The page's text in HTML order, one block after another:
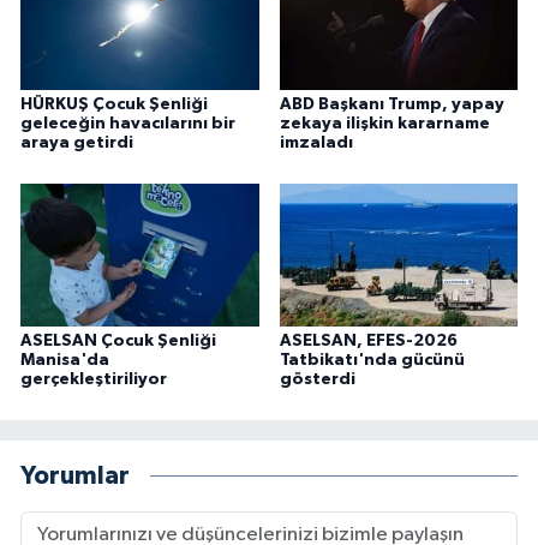
HÜRKUŞ Çocuk Şenliği
geleceğin havacılarını bir
araya getirdi
ABD Başkanı Trump, yapay
zekaya ilişkin kararname
imzaladı
ASELSAN Çocuk Şenliği
Manisa'da
gerçekleştiriliyor
ASELSAN, EFES-2026
Tatbikatı'nda gücünü
gösterdi
Yorumlar